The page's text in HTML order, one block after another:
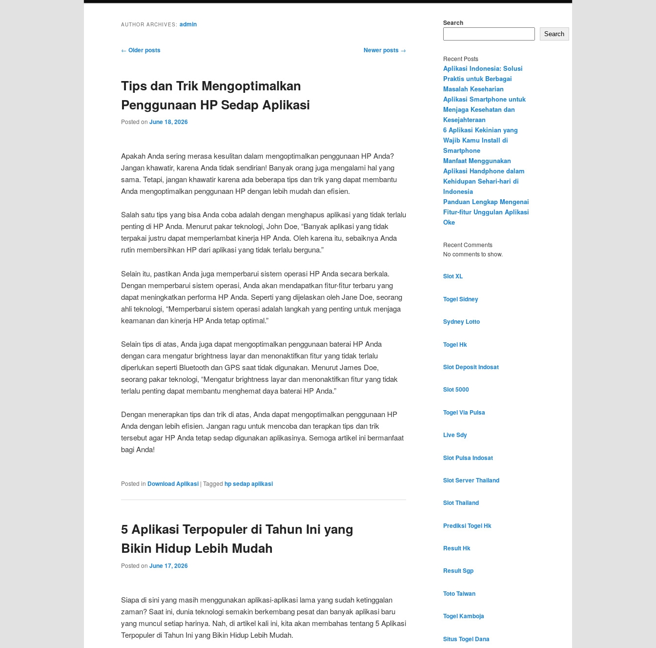
AUTHOR ARCHIVES: admin
Post
← Older posts Newer posts →
Tips dan Trik Mengoptimalkan
Penggunaan HP Sedap Aplikasi
Posted on June 18, 2026
Apakah Anda sering merasa kesulitan dalam mengoptimalkan penggunaan HP Anda?
Jangan khawatir, karena Anda tidak sendirian! Banyak orang juga mengalami hal yang
sama. Tetapi, jangan khawatir karena ada beberapa tips dan trik yang dapat membantu
Anda mengoptimalkan penggunaan HP dengan lebih mudah dan efisien.
Salah satu tips yang bisa Anda coba adalah dengan menghapus aplikasi yang tidak terlalu
penting di HP Anda. Menurut pakar teknologi, John Doe, “Banyak aplikasi yang tidak
terpakai justru dapat memperlambat kinerja HP Anda. Oleh karena itu, sebaiknya Anda
rutin membersihkan HP dari aplikasi yang tidak terlalu berguna.”
Selain itu, pastikan Anda juga memperbarui sistem operasi HP Anda secara berkala.
Dengan memperbarui sistem operasi, Anda akan mendapatkan fitur-fitur terbaru yang
dapat meningkatkan performa HP Anda. Seperti yang dijelaskan oleh Jane Doe, seorang
ahli teknologi, “Memperbarui sistem operasi adalah langkah yang penting untuk menjaga
keamanan dan kinerja HP Anda tetap optimal.”
Selain tips di atas, Anda juga dapat mengoptimalkan penggunaan baterai HP Anda
dengan cara mengatur brightness layar dan menonaktifkan fitur yang tidak terlalu
diperlukan seperti Bluetooth dan GPS saat tidak digunakan. Menurut James Doe,
seorang pakar teknologi, “Mengatur brightness layar dan menonaktifkan fitur yang tidak
terlalu penting dapat membantu menghemat daya baterai HP Anda.”
Dengan menerapkan tips dan trik di atas, Anda dapat mengoptimalkan penggunaan HP
Anda dengan lebih efisien. Jangan ragu untuk mencoba dan terapkan tips dan trik
tersebut agar HP Anda tetap sedap digunakan aplikasinya. Semoga artikel ini bermanfaat
bagi Anda!
Posted in Download Aplikasi | Tagged hp sedap aplikasi
5 Aplikasi Terpopuler di Tahun Ini yang
Bikin Hidup Lebih Mudah
Posted on June 17, 2026
Siapa di sini yang masih menggunakan aplikasi-aplikasi lama yang sudah ketinggalan
zaman? Saat ini, dunia teknologi semakin berkembang pesat dan banyak aplikasi baru
yang muncul setiap harinya. Nah, di artikel kali ini, kita akan membahas tentang 5 Aplikasi
Terpopuler di Tahun Ini yang Bikin Hidup Lebih Mudah.
Search
Search
Recent Posts
Aplikasi Indonesia: Solusi
Praktis untuk Berbagai
Masalah Keseharian
Aplikasi Smartphone untuk
Menjaga Kesehatan dan
Kesejahteraan
6 Aplikasi Kekinian yang
Wajib Kamu Install di
Smartphone
Manfaat Menggunakan
Aplikasi Handphone dalam
Kehidupan Sehari-hari di
Indonesia
Panduan Lengkap Mengenai
Fitur-fitur Unggulan Aplikasi
Oke
Recent Comments
No comments to show.
Slot XL
Togel Sidney
Sydney Lotto
Togel Hk
Slot Deposit Indosat
Slot 5000
Togel Via Pulsa
Live Sdy
Slot Pulsa Indosat
Slot Server Thailand
Slot Thailand
Prediksi Togel Hk
Result Hk
Result Sgp
Toto Taiwan
Togel Kamboja
Situs Togel Dana